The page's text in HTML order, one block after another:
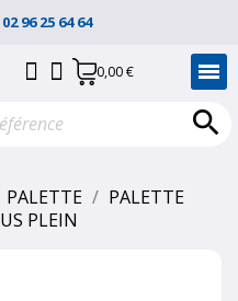
02 96 25 64 64
0,00 €

PALETTE
PALETTE
PLEIN